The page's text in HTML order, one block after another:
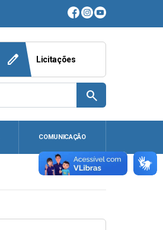
edit Licitações
search
COMUNICAÇÃO